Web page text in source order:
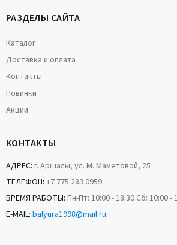
РАЗДЕЛЫ САЙТА
Каталог
Доставка и оплата
Контакты
Новинки
Акции
КОНТАКТЫ
АДРЕС: г. Аршалы, ул. М. Маметовой, 25
ТЕЛЕФОН: +7 775 283 0959
ВРЕМЯ РАБОТЫ: Пн-Пт: 10:00 - 18:30 Сб: 10:00
E-MAIL: balyura1998@mail.ru